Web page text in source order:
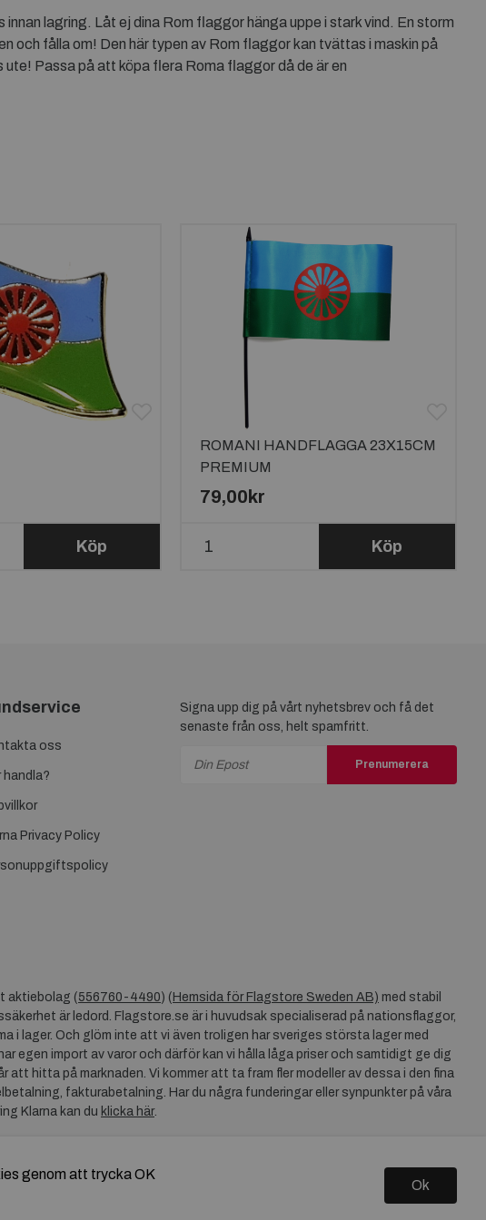
lagring. Låt ej dina Rom flaggor hänga uppe i stark vind. En storm
och fålla om! Den här typen av Rom flaggor kan tvättas i maskin på
Passa på att köpa flera Roma flaggor då de är en
Köp
ROMANI HANDFLAGGA 23X15CM
PREMIUM
79,00kr
Köp
oss
handla?
Privacy Policy
Signa upp dig på vårt nyhetsbrev och få det
senaste från oss, helt spamfritt.
Prenumerera
aktiebolag (556760-4490) ( Hemsida för Flagstore Sweden AB) med stabil
är ledord. Flagstore.se är i huvudsak specialiserad på nationsflaggor,
i lager. Och glöm inte att vi även troligen har sveriges största lager med
egen import av varor och därför kan vi hålla låga priser och samtidigt ge dig
hitta på marknaden. Vi kommer att ta fram fler modeller av dessa i den fina
fakturabetalning. Har du några funderingar eller synpunkter på våra
Klarna kan du klicka här.
Copyright © 2026 Flagstore.se Skapad med Vendre
genom att trycka OK
Ok